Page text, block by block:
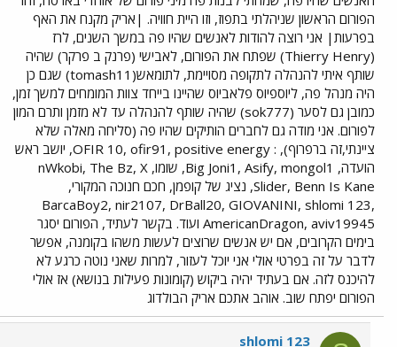
הפורום הראשון שניהלתי בתפוז, וזו היית חוויה. |אריק מקנח את האף
בפרעות| אני רוצה להודות לאנשים שהיו פה במשך השנים, לרז
(Thierry Henry) שפתח את הפורום, לאבישי‬ (פרנק ב פרקר) שהיה
שותף איתי להנהלה לתקופה מסויימת, לתומאש(tomash11) שגם כן
היה מנהל פה, ליוספיוס פלאביוס שהיינו בייחד צוות המומחים למשך זמן,
כמובן גם לסער (sok777) שהיה שותף להנהלה עד לא מזמן ותרם המון
לפורום. אני מודה גם לחברים הותיקים שהיו פה (סליחה מאלה שלא
ציינתי,זה ברפרוף), : OFIR 10, ofir91, positive energy, יושב ראש
הועדה, Big Joni1, Asify, mongol1, שומו, nWkobi, The Bz, X
Slider, Benn Is Kane, נציג של קופמן, חכם חנוכה המקורי,
BarcaBoy2, nir2107, DrBall20, GIOVANINI, shlomi 123,
AmericanDragon, aviv19945 ועוד. בקשר לעתיד, הפורום יסגר
בימים הקרובים, אם יש אנשים שרוצים לעשות משהו בקומנה, אפשר
לדבר על זה בפרטי אולי אני יוכל לעזור, למרות שאני נוטה כרגע לא
להיכנס לזה. אם בעתיד יהיה ביקוש (קומונות פעילות בנושא) אז אולי
הפורום יפתח שוב. אוהב אתכם אריק הבולדוג
shlomi 123